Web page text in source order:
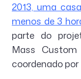
2013, uma
menos de 3
parte do
Mass Custom
coordenado por